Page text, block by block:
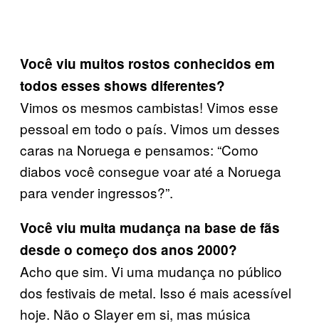
Você viu muitos rostos conhecidos em
todos esses shows diferentes?
Vimos os mesmos cambistas! Vimos esse
pessoal em todo o país. Vimos um desses
caras na Noruega e pensamos: “Como
diabos você consegue voar até a Noruega
para vender ingressos?”.
Você viu muita mudança na base de fãs
desde o começo dos anos 2000?
Acho que sim. Vi uma mudança no público
dos festivais de metal. Isso é mais acessível
hoje. Não o Slayer em si, mas música